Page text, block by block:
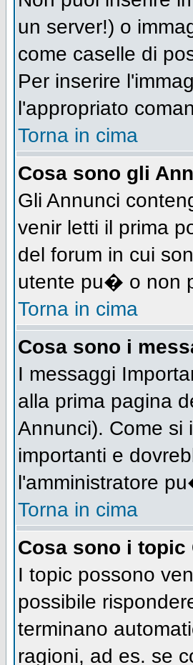
un server!) o
come caselle di
Per inserire
l'appropriato
Torna in cima
Cosa sono gli
Gli Annunci
venir letti il prima
del forum in cui
utente pu� o non
Torna in cima
Cosa sono i
I messaggi
alla prima pagina
Annunci). Come si
importanti e
l'amministratore
Torna in cima
Cosa sono i topic
I topic possono
possibile
terminano
ragioni, ad es. se